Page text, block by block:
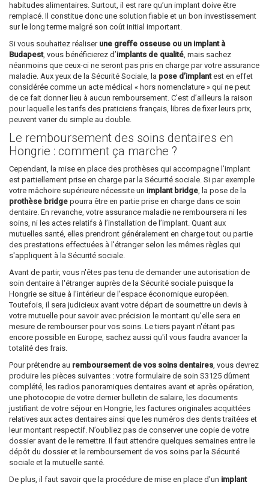
habitudes alimentaires. Surtout, il est rare qu’un implant doive être
remplacé. Il constitue donc une solution fiable et un bon investissement
sur le long terme malgré son coût initial important.
Si vous souhaitez réaliser une greffe osseuse ou un implant à
Budapest, vous bénéficierez d’implants de qualité, mais sachez
néanmoins que ceux-ci ne seront pas pris en charge par votre assurance
maladie. Aux yeux de la Sécurité Sociale, la pose d’implantest en effet
considérée comme un acte médical « hors nomenclature » qui ne peut
de ce fait donner lieu à aucun remboursement. C’est d’ailleurs la raison
pour laquelle les tarifs des praticiens français, libres de fixer leurs prix,
peuvent varier du simple au double.
Le remboursement des soins dentaires en
Hongrie : comment ça marche ?
Cependant, la mise en place des prothèses qui accompagne l’implant
est partiellement prise en charge par la Sécurité sociale. Si par exemple
votre mâchoire supérieure nécessite un implant bridge, la pose de la
prothèse bridge pourra être en partie prise en charge dans ce soin
dentaire. En revanche, votre assurance maladie ne remboursera ni les
soins, ni les actes relatifs à l’installation de l’implant. Quant aux
mutuelles santé, elles prendront généralement en charge tout ou partie
des prestations effectuées à l'étranger selon les mêmes règles qui
s'appliquent à la Sécurité sociale.
Avant de partir, vous n'êtes pas tenu de demander une autorisation de
soin dentaire à l'étranger auprès de la Sécurité sociale puisque la
Hongrie se situe à l'intérieur de l'espace économique européen.
Toutefois, il sera judicieux avant votre départ de soumettre un devis à
votre mutuelle pour savoir avec précision le montant qu'elle sera en
mesure de rembourser pour vos soins. Le tiers payant n'étant pas
encore possible en Europe, sachez aussi qu'il vous faudra avancer la
totalité des frais.
Pour prétendre au remboursement de vos soins dentaires, vous devrez
produire les pièces suivantes : votre formulaire de soin S3125 dûment
complété, les radios panoramiques dentaires avant et après opération,
une photocopie de votre dernier bulletin de salaire, les documents
justifiant de votre séjour en Hongrie, les factures originales acquittées
relatives aux actes dentaires ainsi que les numéros des dents traitées et
leur montant respectif. N’oubliez pas de conserver une copie de votre
dossier avant de le remettre. Il faut attendre quelques semaines entre le
dépôt du dossier et le remboursement de vos soins par la Sécurité
sociale et la mutuelle santé.
De plus, il faut savoir que la procédure de mise en place d’un implant